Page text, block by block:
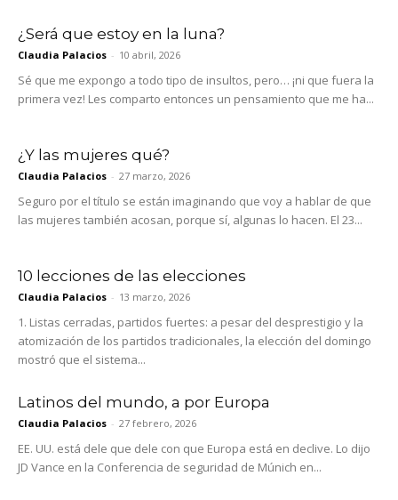
¿Será que estoy en la luna?
Claudia Palacios - 10 abril, 2026
Sé que me expongo a todo tipo de insultos, pero… ¡ni que fuera la
primera vez! Les comparto entonces un pensamiento que me ha...
¿Y las mujeres qué?
Claudia Palacios - 27 marzo, 2026
Seguro por el título se están imaginando que voy a hablar de que
las mujeres también acosan, porque sí, algunas lo hacen. El 23...
10 lecciones de las elecciones
Claudia Palacios - 13 marzo, 2026
1. Listas cerradas, partidos fuertes: a pesar del desprestigio y la
atomización de los partidos tradicionales, la elección del domingo
mostró que el sistema...
Latinos del mundo, a por Europa
Claudia Palacios - 27 febrero, 2026
EE. UU. está dele que dele con que Europa está en declive. Lo dijo
JD Vance en la Conferencia de seguridad de Múnich en...